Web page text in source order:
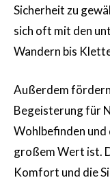
Sicherheit zu
sich oft mit den
Wandern bis
Außerdem
Begeisterung für
Wohlbefinden und
großem Wert ist.
Komfort und die